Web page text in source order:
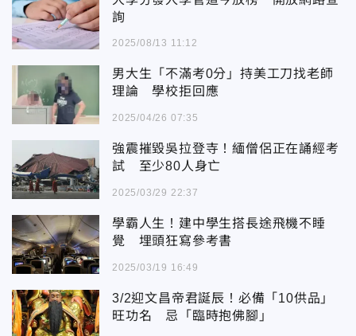
詢
2025/08/13 11:12
男大生「不滿考0分」持美工刀找老師
理論 學校拒回應
2025/04/26 07:35
強震摧毀吳拉登寺！緬僧侶正在誦經考
試 至少80人身亡
2025/03/29 22:37
學霸人生！建中學生搭長途飛機不睡
覺 埋頭狂寫參考書
2025/03/19 16:49
3/2迎文昌帝君誕辰！必備「10供品」
旺功名 忌「臨時抱佛腳」